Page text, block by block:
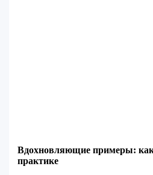
Вдохновляющие примеры:
практике